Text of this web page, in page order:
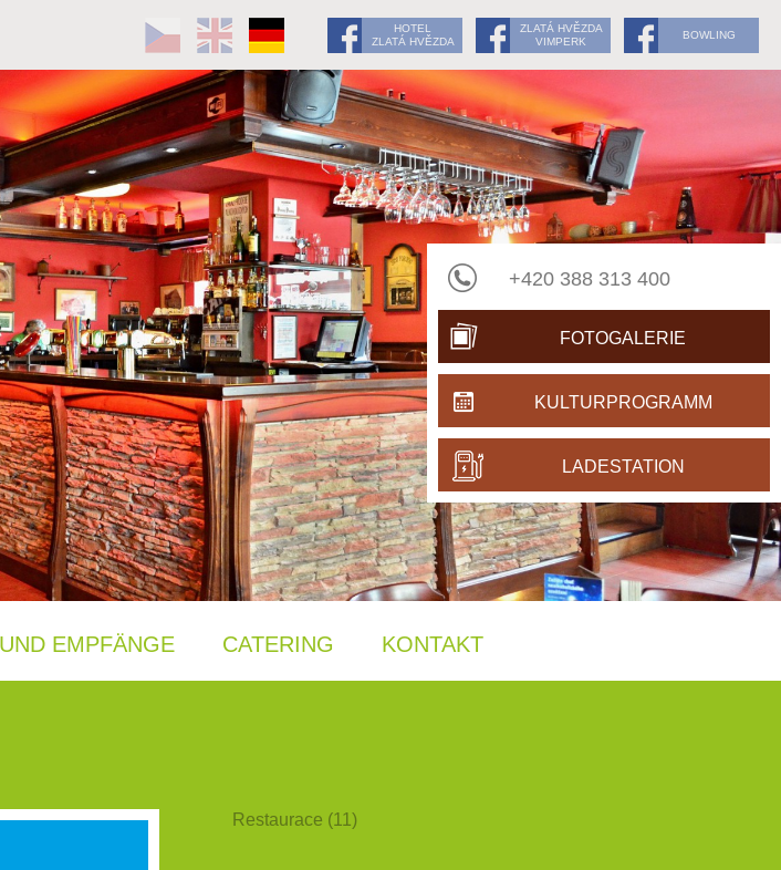
HOTEL
ZLATÁ HVĚZDA
ZLATÁ HVĚZDA
VIMPERK
BOWLING
+420 388 313 400
FOTOGALERIE
KULTURPROGRAMM
LADESTATION
EMPFÄNGE CATERING KONTAKT
Restaurace (11)